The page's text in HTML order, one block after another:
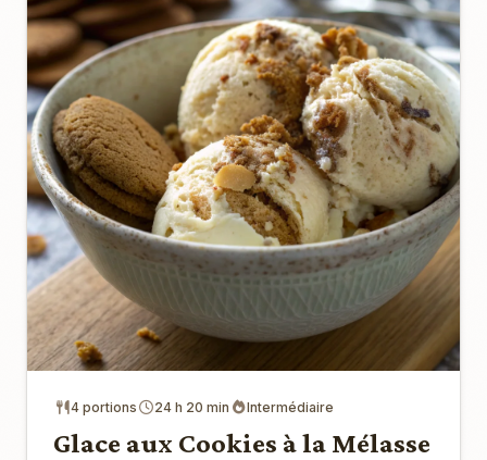
4 portions 24 h 20 min Intermédiaire
Glace aux Cookies à la Mélasse